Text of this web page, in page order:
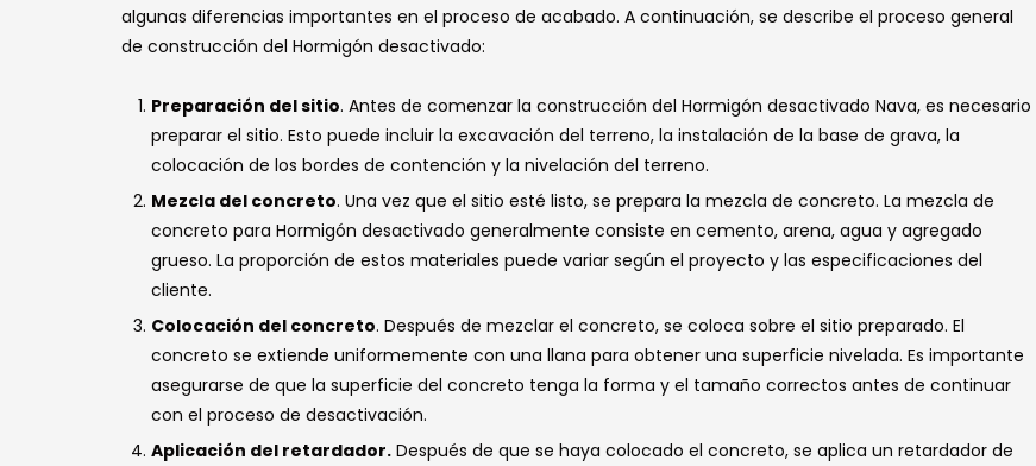
algunas diferencias importantes en el proceso de acabado. A continuación, se describe el proceso general
de construcción del Hormigón desactivado:
Preparación del sitio. Antes de comenzar la construcción del Hormigón desactivado Nava, es necesario
preparar el sitio. Esto puede incluir la excavación del terreno, la instalación de la base de grava, la
colocación de los bordes de contención y la nivelación del terreno.
Mezcla del concreto. Una vez que el sitio esté listo, se prepara la mezcla de concreto. La mezcla de
concreto para Hormigón desactivado generalmente consiste en cemento, arena, agua y agregado
grueso. La proporción de estos materiales puede variar según el proyecto y las especificaciones del
cliente.
Colocación del concreto. Después de mezclar el concreto, se coloca sobre el sitio preparado. El
concreto se extiende uniformemente con una llana para obtener una superficie nivelada. Es importante
asegurarse de que la superficie del concreto tenga la forma y el tamaño correctos antes de continuar
con el proceso de desactivación.
Aplicación del retardador. Después de que se haya colocado el concreto, se aplica un retardador de